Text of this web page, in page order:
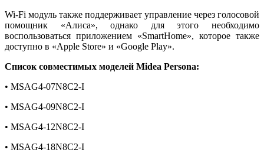
Wi-Fi модуль также поддерживает управление через голосовой
помощник «Алиса», однако для этого необходимо
воспользоваться приложением «SmartHome», которое также
доступно в «Apple Store» и «Google Play».
Список совместимых моделей Midea Persona:
• MSAG4-07N8C2-I
• MSAG4-09N8C2-I
• MSAG4-12N8C2-I
• MSAG4-18N8C2-I